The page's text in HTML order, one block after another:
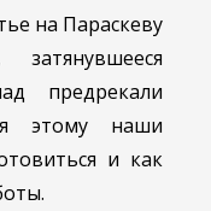
на Параскеву
предрекали
этому наши
и как